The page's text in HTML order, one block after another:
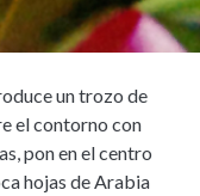
un trozo de
el contorno con
pon en el centro
hojas de Arabia